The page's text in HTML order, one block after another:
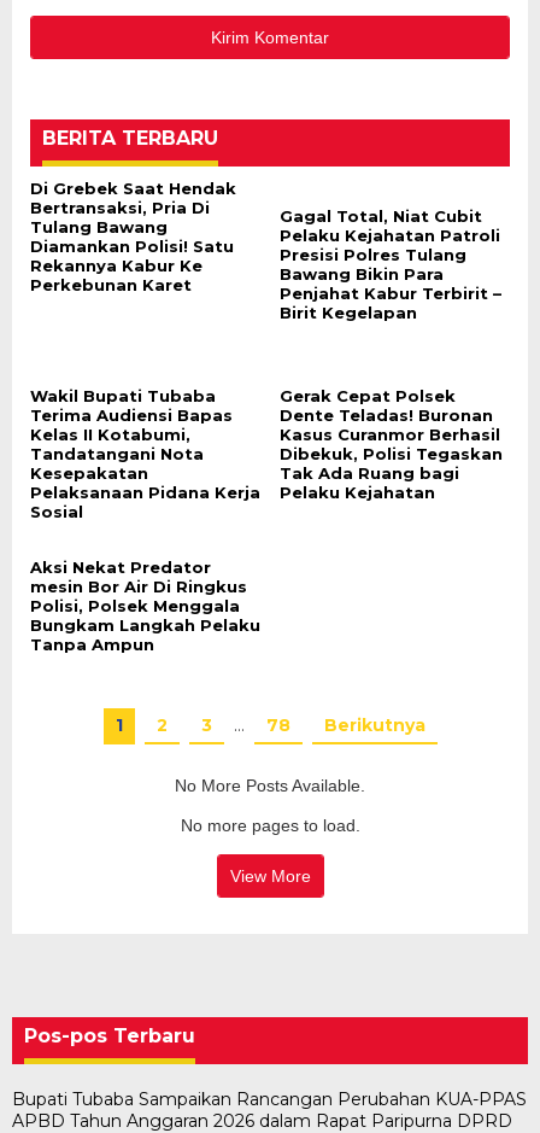
BERITA TERBARU
Di Grebek Saat Hendak
Bertransaksi, Pria Di
Tulang Bawang
Diamankan Polisi! Satu
Rekannya Kabur Ke
Perkebunan Karet
Gagal Total, Niat Cubit
Pelaku Kejahatan Patroli
Presisi Polres Tulang
Bawang Bikin Para
Penjahat Kabur Terbirit –
Birit Kegelapan
Wakil Bupati Tubaba
Terima Audiensi Bapas
Kelas II Kotabumi,
Tandatangani Nota
Kesepakatan
Pelaksanaan Pidana Kerja
Sosial
Gerak Cepat Polsek
Dente Teladas! Buronan
Kasus Curanmor Berhasil
Dibekuk, Polisi Tegaskan
Tak Ada Ruang bagi
Pelaku Kejahatan
Aksi Nekat Predator
mesin Bor Air Di Ringkus
Polisi, Polsek Menggala
Bungkam Langkah Pelaku
Tanpa Ampun
1 2 3 … 78 Berikutnya
No More Posts Available.
No more pages to load.
View More
Pos-pos Terbaru
Bupati Tubaba Sampaikan Rancangan Perubahan KUA-PPAS
APBD Tahun Anggaran 2026 dalam Rapat Paripurna DPRD